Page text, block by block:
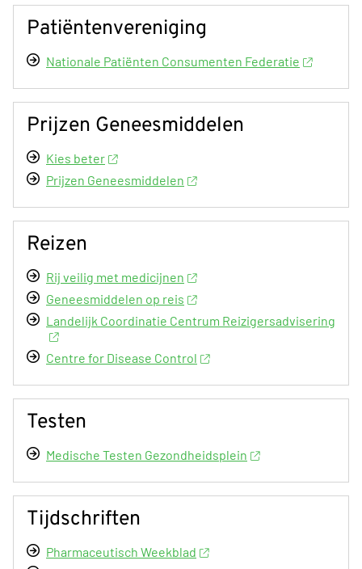
Patiëntenvereniging
Nationale Patiënten Consumenten Federatie
Prijzen Geneesmiddelen
Kies beter
Prijzen Geneesmiddelen
Reizen
Rij veilig met medicijnen
Geneesmiddelen op reis
Landelijk Coordinatie Centrum Reizigersadvisering
Centre for Disease Control
Testen
Medische Testen Gezondheidsplein
Tijdschriften
Pharmaceutisch Weekblad